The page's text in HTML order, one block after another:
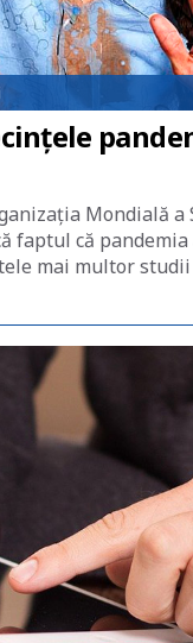
Mondială
faptul că
mai multor